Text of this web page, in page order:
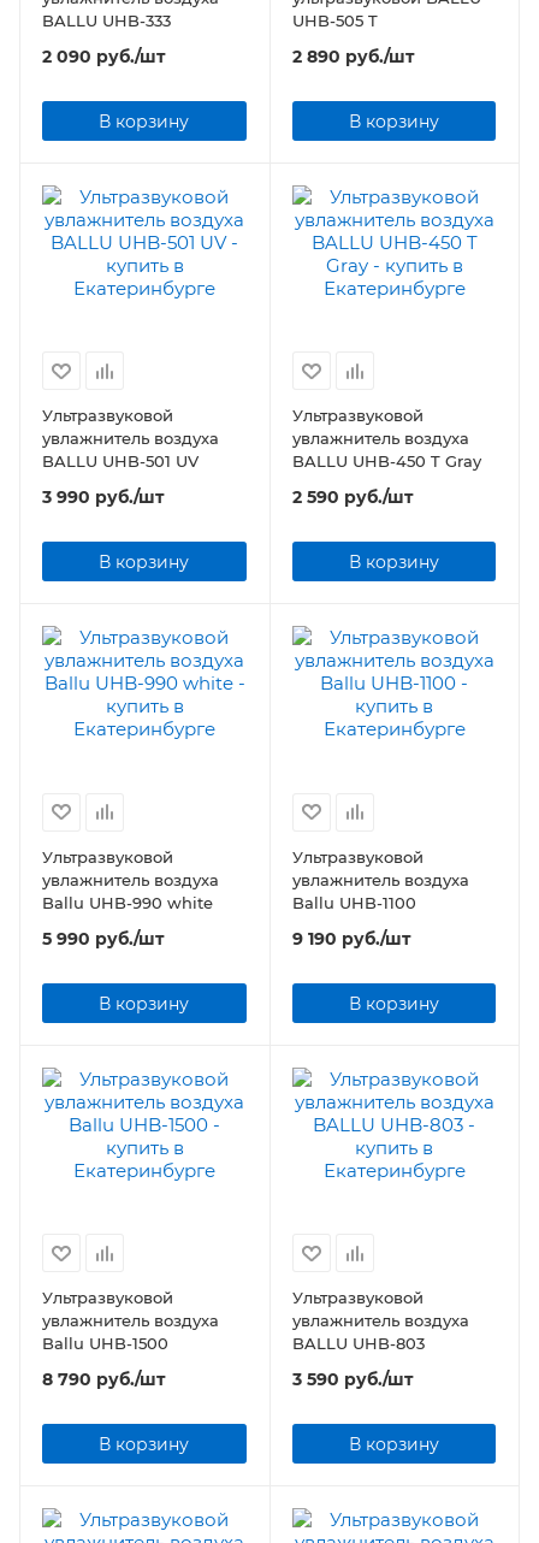
BALLU UHB-333
2 090 руб./шт
В корзину
UHB-505 T
2 890 руб./шт
В корзину
Ультразвуковой
увлажнитель воздуха
BALLU UHB-501 UV
3 990 руб./шт
В корзину
Ультразвуковой
увлажнитель воздуха
BALLU UHB-450 T Gray
2 590 руб./шт
В корзину
Ультразвуковой
увлажнитель воздуха
Ballu UHB-990 white
5 990 руб./шт
В корзину
Ультразвуковой
увлажнитель воздуха
Ballu UHB-1100
9 190 руб./шт
В корзину
Ультразвуковой
увлажнитель воздуха
Ballu UHB-1500
8 790 руб./шт
В корзину
Ультразвуковой
увлажнитель воздуха
BALLU UHB-803
3 590 руб./шт
В корзину